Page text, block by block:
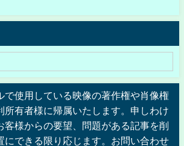
で使用している映像の著作権や肖像権
所有者様に帰属いたします。申しわけ
客様からの要望、問題がある記事を削
にできる限り応じます。お問い合わせ